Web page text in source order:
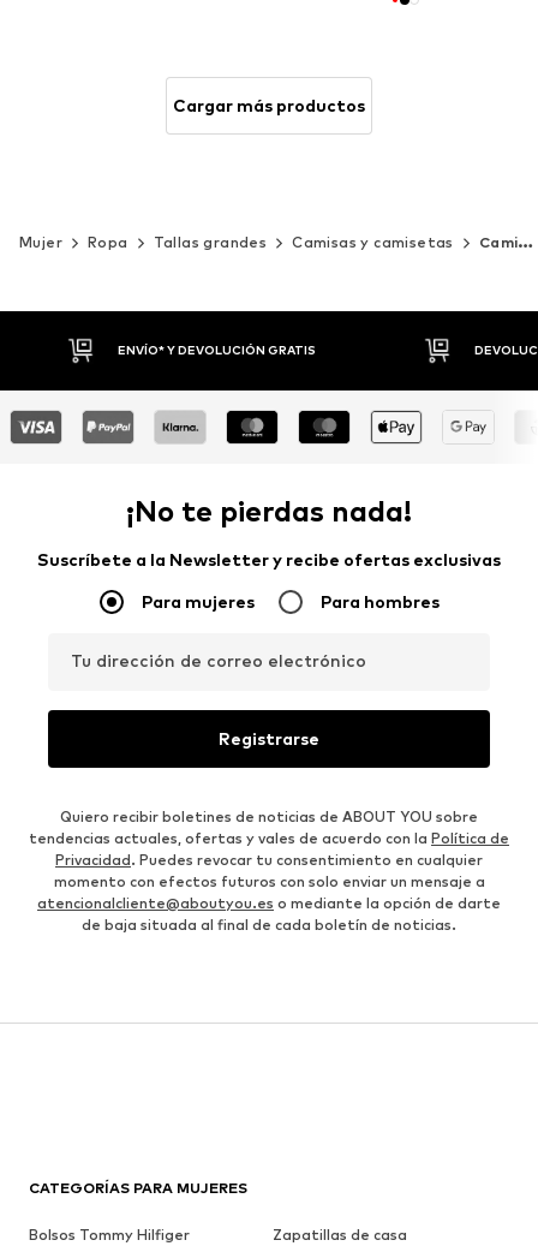
Cargar más productos
Mujer Ropa Tallas grandes Camisas y camisetas Camisetas
DEVOLUCIONES HASTA 30 DÍAS
¡No te pierdas nada!
Suscríbete a la Newsletter y recibe ofertas exclusivas
Para mujeres Para hombres
Tu dirección de correo electrónico
Registrarse
Quiero recibir boletines de noticias de ABOUT YOU sobre
tendencias actuales, ofertas y vales de acuerdo con la Política de
Privacidad. Puedes revocar tu consentimiento en cualquier
momento con efectos futuros con solo enviar un mensaje a
atencionalcliente@aboutyou.es o mediante la opción de darte
de baja situada al final de cada boletín de noticias.
CATEGORÍAS PARA MUJERES
Bolsos Tommy Hilfiger
Zapatillas de casa